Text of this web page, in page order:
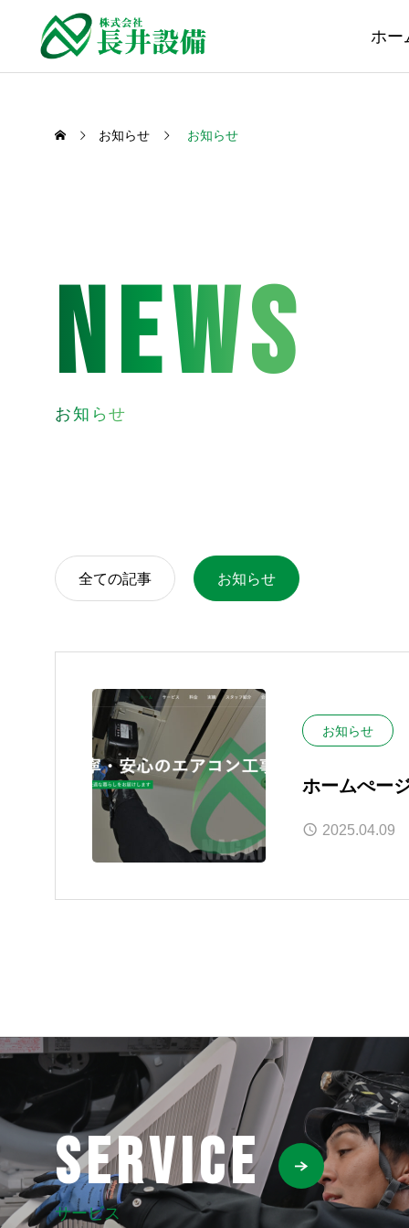
ホー
お知らせ お知らせ
NEWS
お知らせ
全ての記事 お知らせ
お知らせ
ホームぺー
2025.04.09
SERVICE
サービス